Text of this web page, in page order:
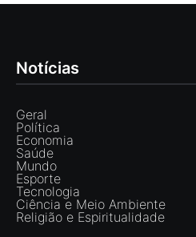
Notícias
Geral
Política
Economia
Saúde
Mundo
Esporte
Tecnologia
Ciência e Meio Ambiente
Religião e Espiritualidade